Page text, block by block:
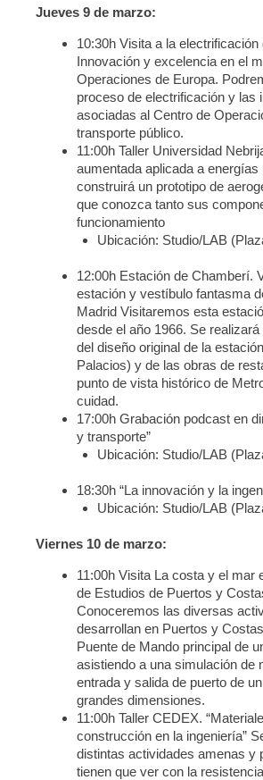
Jueves 9 de marzo:
10:30h Visita a la
Innovación y excelencia en el
Operaciones de Europa.
proceso de electrificación y las
asociadas al Centro de
transporte público.
11:00h Taller Universidad
aumentada aplicada a energías
construirá un prototipo de
que conozca tanto sus
funcionamiento
Ubicación: Studio/LAB
12:00h Estación de Chamberí.
estación y vestíbulo fantasma
Madrid Visitaremos esta
desde el año 1966. Se
del diseño original de la
Palacios) y de las obras de
punto de vista histórico de
cuidad.
17:00h Grabación podcast en
y transporte”
Ubicación: Studio/LAB
18:30h “La innovación y la
Ubicación: Studio/LAB
Viernes 10 de marzo:
11:00h Visita La costa y el mar
de Estudios de Puertos y
Conoceremos las diversas
desarrollan en Puertos y
Puente de Mando principal de
asistiendo a una simulación de
entrada y salida de puerto de
grandes dimensiones.
11:00h Taller CEDEX.
construcción en la ingeniería”
distintas actividades amenas y
tienen que ver con la